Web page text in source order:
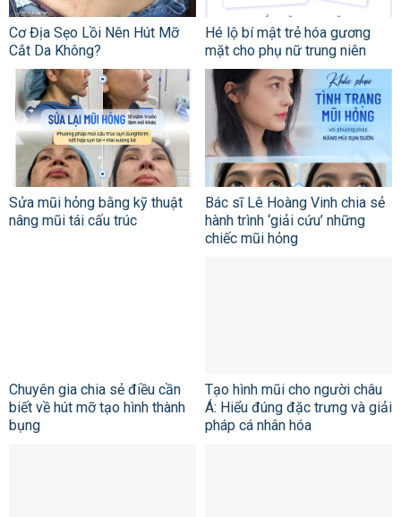
Cơ Địa Sẹo Lồi Nên Hút Mỡ
Cắt Da Không?
Hé lộ bí mật trẻ hóa gương
mặt cho phụ nữ trung niên
Sửa mũi hỏng bằng kỹ thuật
nâng mũi tái cấu trúc
Bác sĩ Lê Hoàng Vinh chia sẻ
hành trình ‘giải cứu’ những
chiếc mũi hỏng
Chuyên gia chia sẻ điều cần
biết về hút mỡ tạo hình thành
bụng
Tạo hình mũi cho người châu
Á: Hiểu đúng đặc trưng và giải
pháp cá nhân hóa